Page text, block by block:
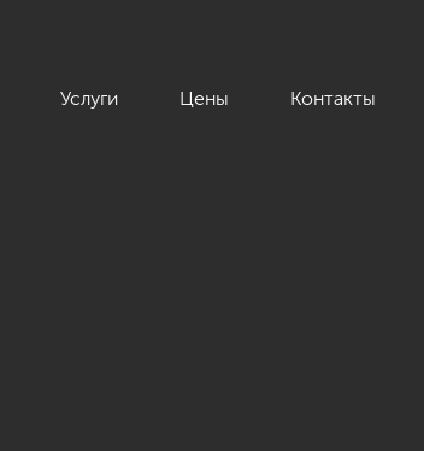
Услуги Цены Контакты